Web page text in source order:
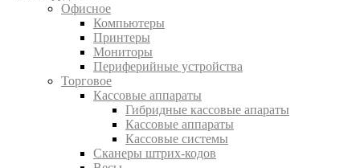
Офисное
Компьютеры
Принтеры
Мониторы
Периферийные устройства
Торговое
Кассовые аппараты
Гибридные кассовые апараты
Кассовые аппараты
Кассовые системы
Сканеры штрих-кодов